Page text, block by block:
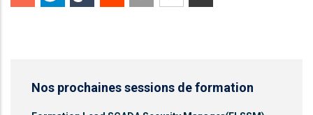
Nos prochaines sessions de formation